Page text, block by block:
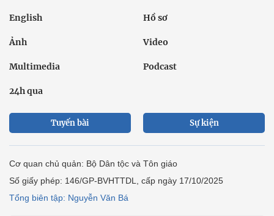
English Hồ sơ
Ảnh Video
Multimedia Podcast
24h qua
Tuyến bài Sự kiện
Cơ quan chủ quản: Bộ Dân tộc và Tôn giáo
Số giấy phép: 146/GP-BVHTTDL, cấp ngày 17/10/2025
Tổng biên tập: Nguyễn Văn Bá